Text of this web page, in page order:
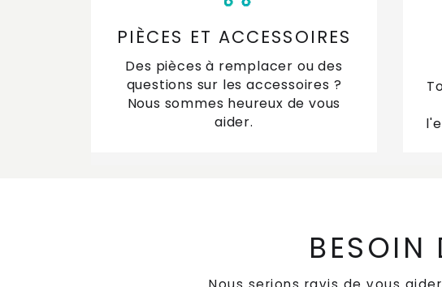
PIÈCES ET ACCESSOIRES
Des pièces à remplacer ou des
questions sur les accessoires ?
Nous sommes heureux de vous
aider.
BESOIN